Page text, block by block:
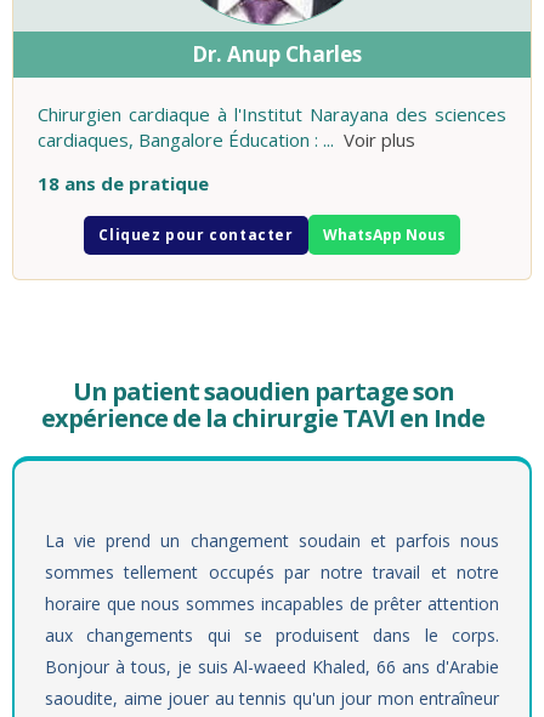
Dr. Anup Charles
Chirurgien cardiaque à l'Institut Narayana des sciences
cardiaques, Bangalore Éducation : ... Voir plus
18 ans de pratique
Cliquez pour contacter WhatsApp Nous
Un patient saoudien partage son
expérience de la chirurgie TAVI en Inde
La vie prend un changement soudain et parfois nous
sommes tellement occupés par notre travail et notre
horaire que nous sommes incapables de prêter attention
aux changements qui se produisent dans le corps.
Bonjour à tous, je suis Al-waeed Khaled, 66 ans d'Arabie
saoudite, aime jouer au tennis qu'un jour mon entraîneur